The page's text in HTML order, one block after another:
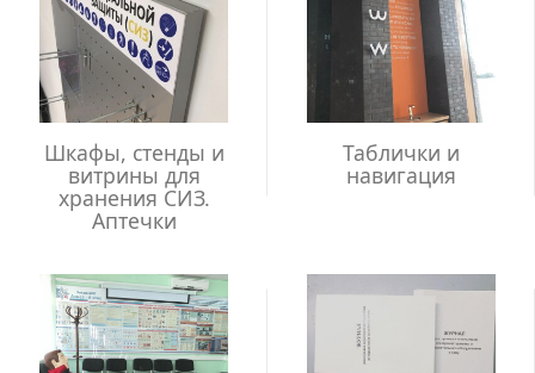
Шкафы, стенды и
витрины для
хранения СИЗ.
Аптечки
Таблички и
навигация